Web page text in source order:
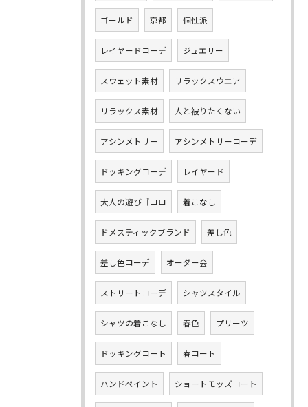
ゴールド 京都 個性派
レイヤードコーデ ジュエリー
スウェット素材 リラックスウエア
リラックス素材 人と被りたくない
アシンメトリー アシンメトリーコーデ
ドッキングコーデ レイヤード
大人の遊びゴコロ 着こなし
ドメスティックブランド 差し色
差し色コーデ オーダー会
ストリートコーデ シャツスタイル
シャツの着こなし 春色 プリーツ
ドッキングコート 春コート
ハンドペイント ショートモッズコート